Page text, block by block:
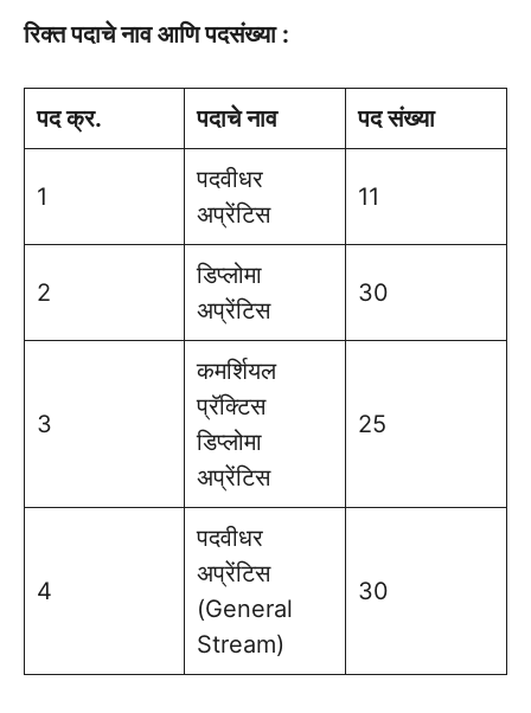
रिक्त पदाचे नाव आणि पदसंख्या :
पद क्र. पदाचे नाव पद संख्या
1
पदवीधर
अप्रेंटिस
11
2
डिप्लोमा
अप्रेंटिस
30
3
कमर्शियल
प्रॅक्टिस
डिप्लोमा
अप्रेंटिस
25
4
पदवीधर
अप्रेंटिस
(General
Stream)
30